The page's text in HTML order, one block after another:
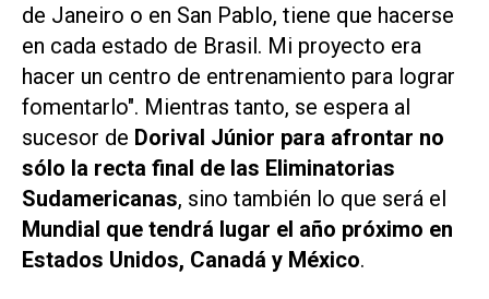
de Janeiro o en San Pablo, tiene que hacerse
en cada estado de Brasil. Mi proyecto era
hacer un centro de entrenamiento para lograr
fomentarlo". Mientras tanto, se espera al
sucesor de Dorival Júnior para afrontar no
sólo la recta final de las Eliminatorias
Sudamericanas, sino también lo que será el
Mundial que tendrá lugar el año próximo en
Estados Unidos, Canadá y México.